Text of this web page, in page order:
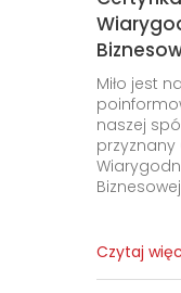
Miło jest
naszej
przyznany
Biznesowej
Czytaj